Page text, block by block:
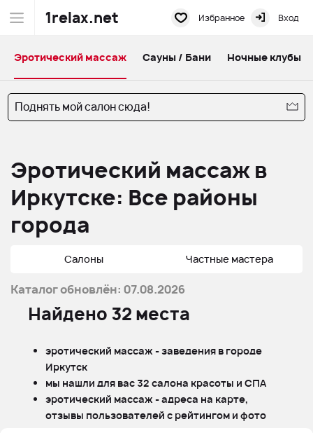
1relax.net Избранное Вход
Эротический массаж Сауны / Бани Ночные клубы
Поднять мой салон сюда!
Эротический массаж в
Иркутске: Все районы
города
Салоны Частные мастера
Каталог обновлён: 07.08.2026
Найдено 32 места
эротический массаж - заведения в городе
Иркутск
мы нашли для вас 32 салона красоты и СПА
эротический массаж - адреса на карте,
отзывы пользователей с рейтингом и фото